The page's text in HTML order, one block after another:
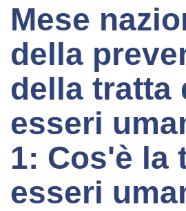
Mese
della
della tratta
esseri
1: Cos'è la
esseri